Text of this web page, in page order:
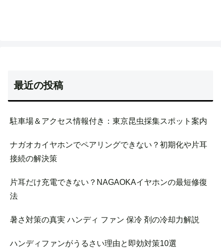
最近の投稿
駐車場＆アクセス情報付き：東京昆虫採集スポット案内
ナガオカイヤホンでペアリングできない？初期化や片耳
接続の解決策
片耳だけ充電できない？NAGAOKAイヤホンの最短修復
法
暑さ対策の真実 ハンディ ファン 保冷 剤の冷却力解説
ハンディファンがうるさい理由と即効対策10選